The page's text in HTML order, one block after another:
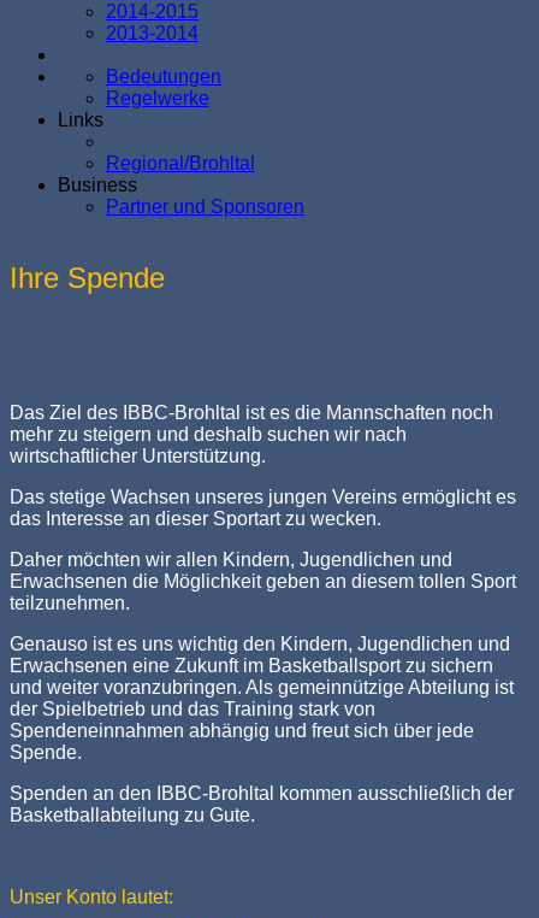
2014-2015
2013-2014
Bedeutungen
Regelwerke
Links
Regional/Brohltal
Business
Partner und Sponsoren
Ihre Spende
Das Ziel des IBBC-Brohltal ist es die Mannschaften noch
mehr zu steigern und deshalb suchen wir nach
wirtschaftlicher Unterstützung.
Das stetige Wachsen unseres jungen Vereins ermöglicht es
das Interesse an dieser Sportart zu wecken.
Daher möchten wir allen Kindern, Jugendlichen und
Erwachsenen die Möglichkeit geben an diesem tollen Sport
teilzunehmen.
Genauso ist es uns wichtig den Kindern, Jugendlichen und
Erwachsenen eine Zukunft im Basketballsport zu sichern
und weiter voranzubringen. Als gemeinnützige Abteilung ist
der Spielbetrieb und das Training stark von
Spendeneinnahmen abhängig und freut sich über jede
Spende.
Spenden an den IBBC-Brohltal kommen ausschließlich der
Basketballabteilung zu Gute.
Unser Konto lautet: